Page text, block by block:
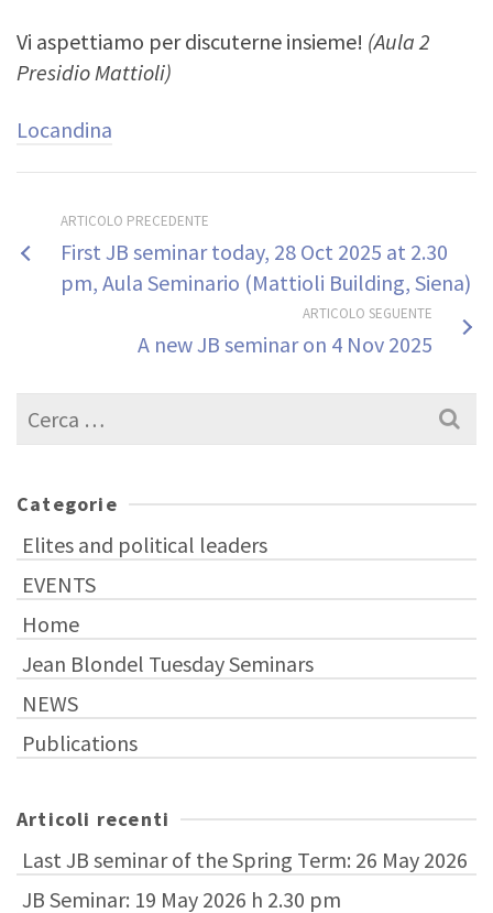
Vi aspettiamo per discuterne insieme! (Aula 2
Presidio Mattioli)
Locandina
ARTICOLO PRECEDENTE
First JB seminar today, 28 Oct 2025 at 2.30
pm, Aula Seminario (Mattioli Building, Siena)
ARTICOLO SEGUENTE
A new JB seminar on 4 Nov 2025
Cerca
per:
Categorie
Elites and political leaders
EVENTS
Home
Jean Blondel Tuesday Seminars
NEWS
Publications
Articoli recenti
Last JB seminar of the Spring Term: 26 May 2026
JB Seminar: 19 May 2026 h 2.30 pm